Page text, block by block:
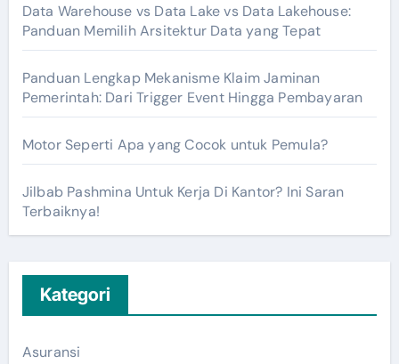
Data Warehouse vs Data Lake vs Data Lakehouse:
Panduan Memilih Arsitektur Data yang Tepat
Panduan Lengkap Mekanisme Klaim Jaminan
Pemerintah: Dari Trigger Event Hingga Pembayaran
Motor Seperti Apa yang Cocok untuk Pemula?
Jilbab Pashmina Untuk Kerja Di Kantor? Ini Saran
Terbaiknya!
Kategori
Asuransi